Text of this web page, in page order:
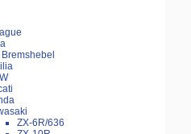
ZX-6R/636